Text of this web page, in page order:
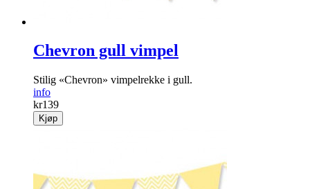
Chevron gull vimpel
Stilig «Chevron» vimpelrekke i gull.
info
kr139
Kjøp